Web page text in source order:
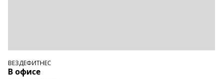
ВЕЗДЕФИТНЕС
В офисе